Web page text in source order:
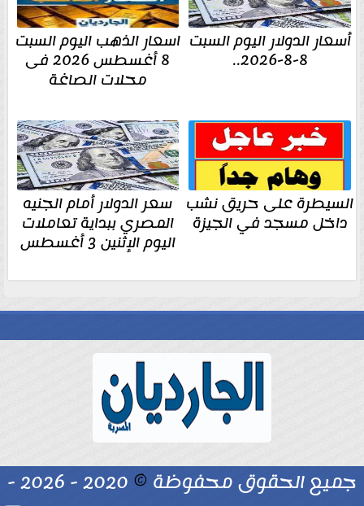
أسعار الدولار اليوم السبت
8-8-2026..
اسعار الذهب اليوم السبت
8 أغسطس 2026 فى
محلات الصاغة
السيطرة على حريق نشب
داخل مسجد في الجيزة
سعر الدولار أمام الجنيه
المصري ببداية تعاملات
اليوم الإثنين 3 أغسطس
جميع الحقوق محفوظة ©
2020 - 2026 -